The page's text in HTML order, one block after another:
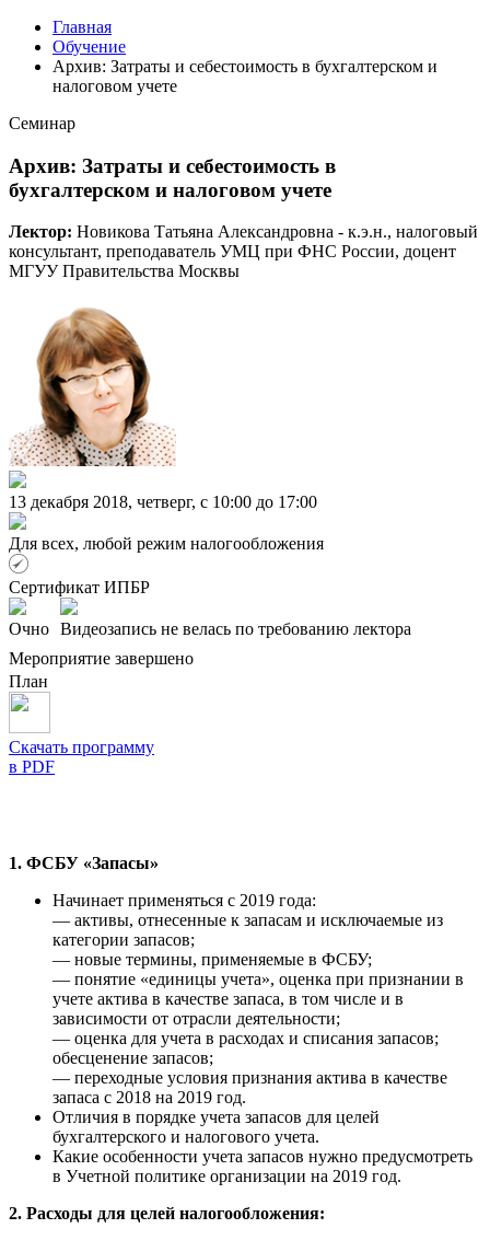
Главная
Обучение
Архив: Затраты и себестоимость в бухгалтерском и
налоговом учете
Семинар
Архив: Затраты и себестоимость в
бухгалтерском и налоговом учете
Лектор: Новикова Татьяна Александровна - к.э.н., налоговый
консультант, преподаватель УМЦ при ФНС России, доцент
МГУУ Правительства Москвы
13 декабря 2018, четверг, c 10:00 до 17:00
Для всех, любой режим налогообложения
Сертификат ИПБР
Очно Видеозапись не велась по требованию лектора
Мероприятие завершено
План
Скачать программу
в PDF
1. ФСБУ «Запасы»
Начинает применяться с 2019 года:
— активы, отнесенные к запасам и исключаемые из
категории запасов;
— новые термины, применяемые в ФСБУ;
— понятие «единицы учета», оценка при признании в
учете актива в качестве запаса, в том числе и в
зависимости от отрасли деятельности;
— оценка для учета в расходах и списания запасов;
обесценение запасов;
— переходные условия признания актива в качестве
запаса с 2018 на 2019 год.
Отличия в порядке учета запасов для целей
бухгалтерского и налогового учета.
Какие особенности учета запасов нужно предусмотреть
в Учетной политике организации на 2019 год.
2. Расходы для целей налогообложения: